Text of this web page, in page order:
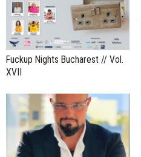
Fuckup Nights Bucharest // Vol.
XVII